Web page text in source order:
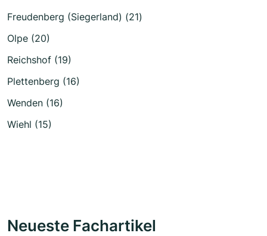
Freudenberg (Siegerland) (21)
Olpe (20)
Reichshof (19)
Plettenberg (16)
Wenden (16)
Wiehl (15)
Neueste Fachartikel